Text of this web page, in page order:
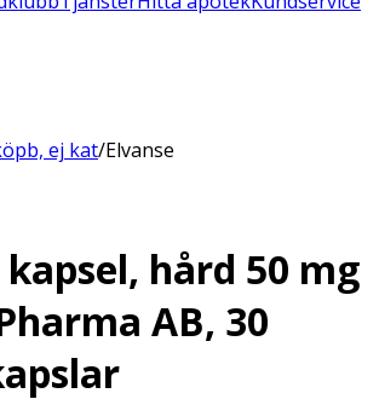
ej kat/Elvanse
kapsel, hård 50 mg
AB, 30